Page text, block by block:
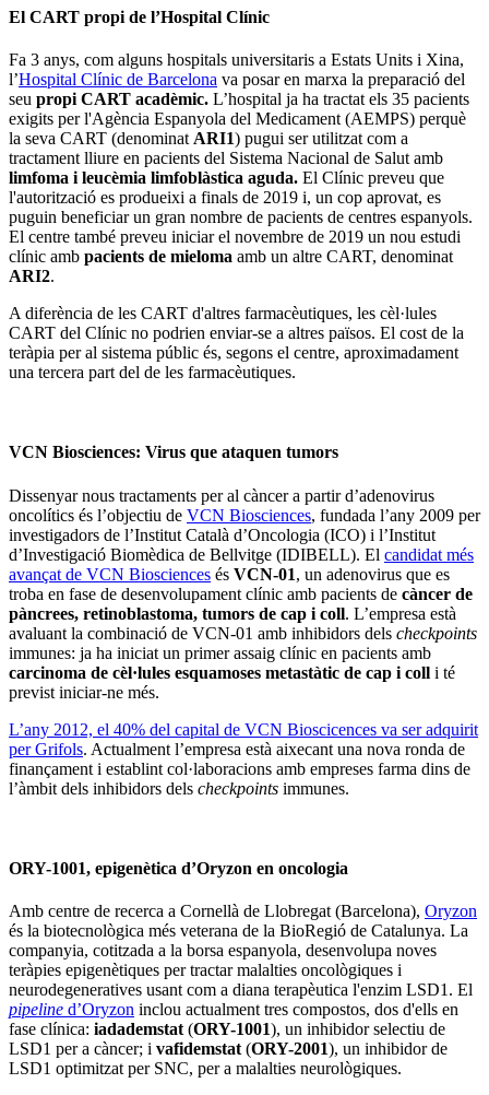
El CART propi de l’Hospital Clínic
Fa 3 anys, com alguns hospitals universitaris a Estats Units i Xina,
l’Hospital Clínic de Barcelona va posar en marxa la preparació del
seu propi CART acadèmic. L’hospital ja ha tractat els 35 pacients
exigits per l'Agència Espanyola del Medicament (AEMPS) perquè
la seva CART (denominat ARI1) pugui ser utilitzat com a
tractament lliure en pacients del Sistema Nacional de Salut amb
limfoma i leucèmia limfoblàstica aguda. El Clínic preveu que
l'autorització es produeixi a finals de 2019 i, un cop aprovat, es
puguin beneficiar un gran nombre de pacients de centres espanyols.
El centre també preveu iniciar el novembre de 2019 un nou estudi
clínic amb pacients de mieloma amb un altre CART, denominat
ARI2.
A diferència de les CART d'altres farmacèutiques, les cèl·lules
CART del Clínic no podrien enviar-se a altres països. El cost de la
teràpia per al sistema públic és, segons el centre, aproximadament
una tercera part del de les farmacèutiques.
VCN Biosciences: Virus que ataquen tumors
Dissenyar nous tractaments per al càncer a partir d’adenovirus
oncolítics és l’objectiu de VCN Biosciences, fundada l’any 2009 per
investigadors de l’Institut Català d’Oncologia (ICO) i l’Institut
d’Investigació Biomèdica de Bellvitge (IDIBELL). El candidat més
avançat de VCN Biosciences és VCN-01, un adenovirus que es
troba en fase de desenvolupament clínic amb pacients de càncer de
pàncrees, retinoblastoma, tumors de cap i coll. L’empresa està
avaluant la combinació de VCN-01 amb inhibidors dels checkpoints
immunes: ja ha iniciat un primer assaig clínic en pacients amb
carcinoma de cèl·lules esquamoses metastàtic de cap i coll i té
previst iniciar-ne més.
L’any 2012, el 40% del capital de VCN Bioscicences va ser adquirit
per Grifols. Actualment l’empresa està aixecant una nova ronda de
finançament i establint col·laboracions amb empreses farma dins de
l’àmbit dels inhibidors dels checkpoints immunes.
ORY-1001, epigenètica d’Oryzon en oncologia
Amb centre de recerca a Cornellà de Llobregat (Barcelona), Oryzon
és la biotecnològica més veterana de la BioRegió de Catalunya. La
companyia, cotitzada a la borsa espanyola, desenvolupa noves
teràpies epigenètiques per tractar malalties oncològiques i
neurodegeneratives usant com a diana terapèutica l'enzim LSD1. El
pipeline d’Oryzon inclou actualment tres compostos, dos d'ells en
fase clínica: iadademstat (ORY-1001), un inhibidor selectiu de
LSD1 per a càncer; i vafidemstat (ORY-2001), un inhibidor de
LSD1 optimitzat per SNC, per a malalties neurològiques.